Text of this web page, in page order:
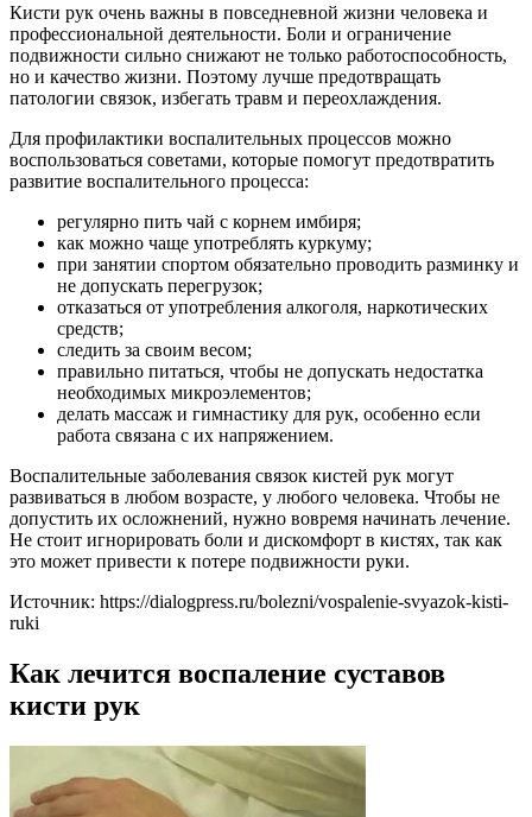
Кисти рук очень важны в повседневной жизни человека и
профессиональной деятельности. Боли и ограничение
подвижности сильно снижают не только работоспособность,
но и качество жизни. Поэтому лучше предотвращать
патологии связок, избегать травм и переохлаждения.
Для профилактики воспалительных процессов можно
воспользоваться советами, которые помогут предотвратить
развитие воспалительного процесса:
регулярно пить чай с корнем имбиря;
как можно чаще употреблять куркуму;
при занятии спортом обязательно проводить разминку и
не допускать перегрузок;
отказаться от употребления алкоголя, наркотических
средств;
следить за своим весом;
правильно питаться, чтобы не допускать недостатка
необходимых микроэлементов;
делать массаж и гимнастику для рук, особенно если
работа связана с их напряжением.
Воспалительные заболевания связок кистей рук могут
развиваться в любом возрасте, у любого человека. Чтобы не
допустить их осложнений, нужно вовремя начинать лечение.
Не стоит игнорировать боли и дискомфорт в кистях, так как
это может привести к потере подвижности руки.
Источник: https://dialogpress.ru/bolezni/vospalenie-svyazok-kisti-
ruki
Как лечится воспаление суставов
кисти рук